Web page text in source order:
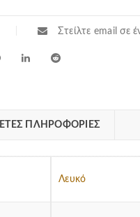
Στείλτε email σε
ΠΛΗΡΟΦΟΡΊΕΣ
Λευκό